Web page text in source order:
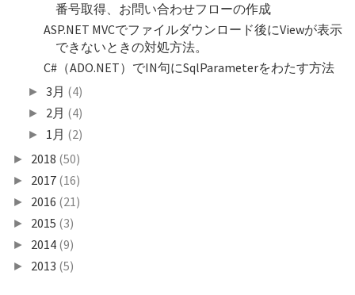
番号取得、お問い合わせフローの作成
ASP.NET MVCでファイルダウンロード後にViewが表示
できないときの対処方法。
C#（ADO.NET）でIN句にSqlParameterをわたす方法
►3月 (4)
► 2月 (4)
► 1月 (2)
► 2018 (50)
► 2017 (16)
► 2016 (21)
► 2015 (3)
► 2014 (9)
► 2013 (5)